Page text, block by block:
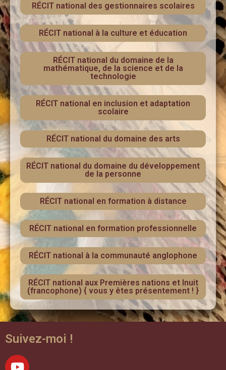
RÉCIT national des gestionnaires scolaires
RÉCIT national à la culture et éducation
RÉCIT national du domaine de la
mathématique, de la science et de la
technologie
RÉCIT national en inclusion et adaptation
scolaire
RÉCIT national du domaine des arts
RÉCIT national du domaine du développement
de la personne
RÉCIT national en formation à distance
RÉCIT national en formation professionnelle
RÉCIT national à la communauté anglophone
RÉCIT national aux Premières nations et Inuit
(francophone) { vous y êtes présentement ! }
Suivez-moi !